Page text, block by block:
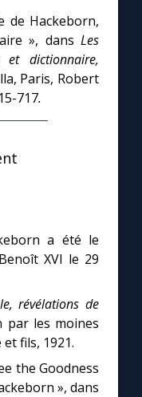
de Hackeborn,
», dans Les
et dictionnaire,
Paris, Robert
717.
a été le
XVI le 29
révélations de
par les moines
fils, 1921.
the Goodness
», dans